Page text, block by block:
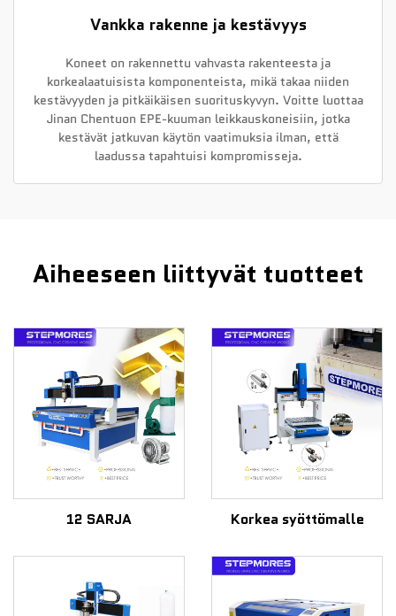
Vankka rakenne ja kestävyys
Koneet on rakennettu vahvasta rakenteesta ja
korkealaatuisista komponenteista, mikä takaa niiden
kestävyyden ja pitkäikäisen suorituskyvyn. Voitte luottaa
Jinan Chentuon EPE-kuuman leikkauskoneisiin, jotka
kestävät jatkuvan käytön vaatimuksia ilman, että
laadussa tapahtuisi kompromisseja.
Aiheeseen liittyvät tuotteet
12 SARJA Korkea syöttömalle